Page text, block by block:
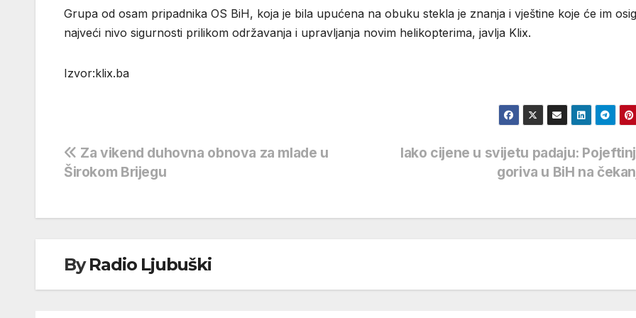
Grupa od osam pripadnika OS BiH, koja je bila upućena na obuku stekla je znanja i vještine koje će im
najveći nivo sigurnosti prilikom održavanja i upravljanja novim helikopterima, javlja Klix.
Izvor:klix.ba
Navigacija
Iako cijene u svijetu padaju:
goriva u BiH na
Za vikend duhovna obnova za mlade u
Širokom Brijegu
ByRadio Ljubuški